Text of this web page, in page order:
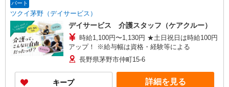
パート
ツクイ茅野（デイサービス）
デイサービス 介護スタッフ（ケアクルー）
時給1,100円〜1,130円 ★土日祝日は時給100円
アップ！ ※給与幅は資格・経験等による
長野県茅野市仲町15-6
キープ 詳細を見る